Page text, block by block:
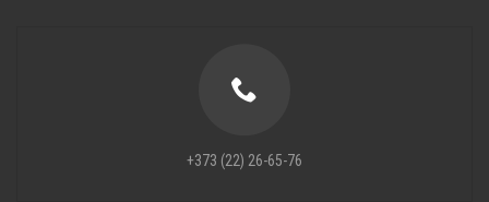
+373 (22) 26-65-76